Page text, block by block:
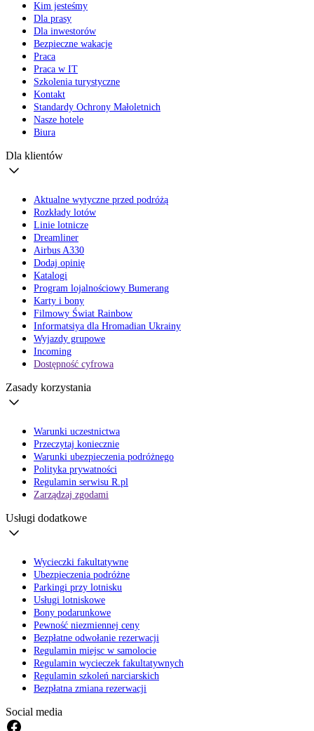
Kim jesteśmy
Dla prasy
Dla inwestorów
Bezpieczne wakacje
Praca
Praca w IT
Szkolenia turystyczne
Kontakt
Standardy Ochrony Małoletnich
Nasze hotele
Biura
Dla klientów
Aktualne wytyczne przed podróżą
Rozkłady lotów
Linie lotnicze
Dreamliner
Airbus A330
Dodaj opinię
Katalogi
Program lojalnościowy Bumerang
Karty i bony
Filmowy Świat Rainbow
Informatsiya dla Hromadian Ukrainy
Wyjazdy grupowe
Incoming
Dostępność cyfrowa
Zasady korzystania
Warunki uczestnictwa
Przeczytaj koniecznie
Warunki ubezpieczenia podróżnego
Polityka prywatności
Regulamin serwisu R.pl
Zarządzaj zgodami
Usługi dodatkowe
Wycieczki fakultatywne
Ubezpieczenia podróżne
Parkingi przy lotnisku
Usługi lotniskowe
Bony podarunkowe
Pewność niezmiennej ceny
Bezpłatne odwołanie rezerwacji
Regulamin miejsc w samolocie
Regulamin wycieczek fakultatywnych
Regulamin szkoleń narciarskich
Bezpłatna zmiana rezerwacji
Social media